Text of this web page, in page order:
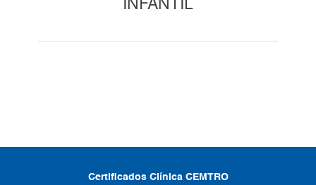
Certificados Clínica CEMTRO